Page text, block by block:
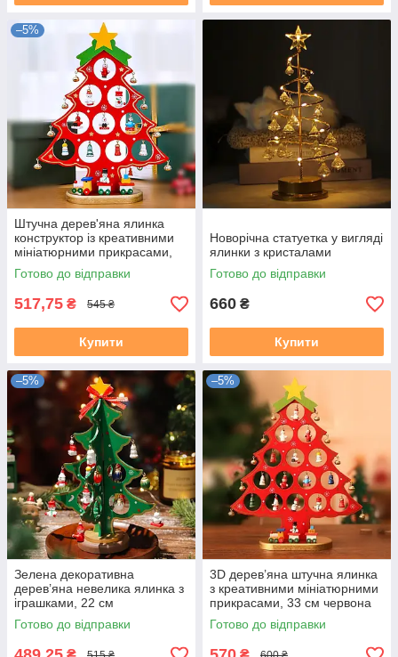
–5%
Штучна дерев'яна ялинка
конструктор із креативними
мініатюрними прикрасами,
27 см червона
Готово до відправки
517,75 ₴ 545 ₴
Купити
Новорічна статуетка у вигляді
ялинки з кристалами
Готово до відправки
660 ₴
Купити
–5%
Зелена декоративна
дерев’яна невелика ялинка з
іграшками, 22 см
Готово до відправки
–5%
3D дерев’яна штучна ялинка
з креативними мініатюрними
прикрасами, 33 см червона
Готово до відправки